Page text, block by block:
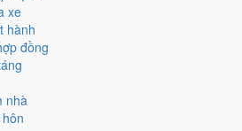
xe
hành
đồng
nhà
12 tháng năm
chú ý?